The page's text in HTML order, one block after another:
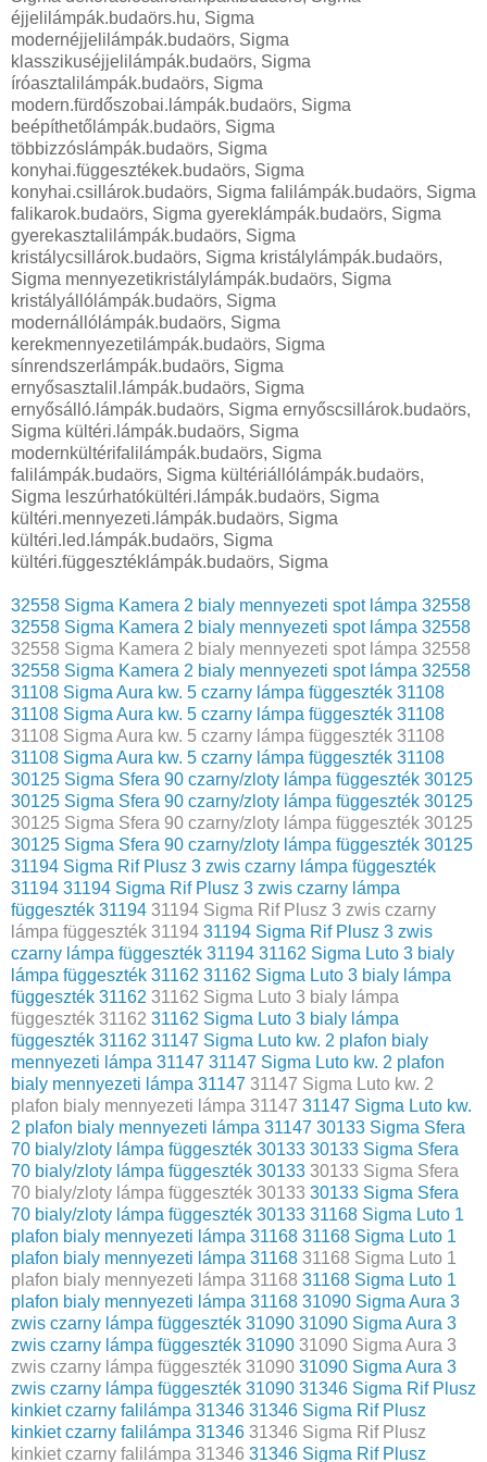
éjjelilámpák.budaörs.hu, Sigma
modernéjjelilámpák.budaörs, Sigma
klasszikuséjjelilámpák.budaörs, Sigma
íróasztalilámpák.budaörs, Sigma
modern.fürdőszobai.lámpák.budaörs, Sigma
beépíthetőlámpák.budaörs, Sigma
többizzóslámpák.budaörs, Sigma
konyhai.függesztékek.budaörs, Sigma
konyhai.csillárok.budaörs, Sigma falilámpák.budaörs, Sigma
falikarok.budaörs, Sigma gyereklámpák.budaörs, Sigma
gyerekasztalilámpák.budaörs, Sigma
kristálycsillárok.budaörs, Sigma kristálylámpák.budaörs,
Sigma mennyezetikristálylámpák.budaörs, Sigma
kristályállólámpák.budaörs, Sigma
modernállólámpák.budaörs, Sigma
kerekmennyezetilámpák.budaörs, Sigma
sínrendszerlámpák.budaörs, Sigma
ernyősasztalil.lámpák.budaörs, Sigma
ernyősálló.lámpák.budaörs, Sigma ernyőscsillárok.budaörs,
Sigma kültéri.lámpák.budaörs, Sigma
modernkültérifalilámpák.budaörs, Sigma
falilámpák.budaörs, Sigma kültériállólámpák.budaörs,
Sigma leszúrhatókültéri.lámpák.budaörs, Sigma
kültéri.mennyezeti.lámpák.budaörs, Sigma
kültéri.led.lámpák.budaörs, Sigma
kültéri.függesztéklámpák.budaörs, Sigma
32558 Sigma Kamera 2 bialy mennyezeti spot lámpa 32558
32558 Sigma Kamera 2 bialy mennyezeti spot lámpa 32558
32558 Sigma Kamera 2 bialy mennyezeti spot lámpa 32558
32558 Sigma Kamera 2 bialy mennyezeti spot lámpa 32558
31108 Sigma Aura kw. 5 czarny lámpa függeszték 31108
31108 Sigma Aura kw. 5 czarny lámpa függeszték 31108
31108 Sigma Aura kw. 5 czarny lámpa függeszték 31108
31108 Sigma Aura kw. 5 czarny lámpa függeszték 31108
30125 Sigma Sfera 90 czarny/zloty lámpa függeszték 30125
30125 Sigma Sfera 90 czarny/zloty lámpa függeszték 30125
30125 Sigma Sfera 90 czarny/zloty lámpa függeszték 30125
30125 Sigma Sfera 90 czarny/zloty lámpa függeszték 30125
31194 Sigma Rif Plusz 3 zwis czarny lámpa függeszték
31194 31194 Sigma Rif Plusz 3 zwis czarny lámpa
függeszték 31194 31194 Sigma Rif Plusz 3 zwis czarny
lámpa függeszték 31194 31194 Sigma Rif Plusz 3 zwis
czarny lámpa függeszték 31194 31162 Sigma Luto 3 bialy
lámpa függeszték 31162 31162 Sigma Luto 3 bialy lámpa
függeszték 31162 31162 Sigma Luto 3 bialy lámpa
függeszték 31162 31162 Sigma Luto 3 bialy lámpa
függeszték 31162 31147 Sigma Luto kw. 2 plafon bialy
mennyezeti lámpa 31147 31147 Sigma Luto kw. 2 plafon
bialy mennyezeti lámpa 31147 31147 Sigma Luto kw. 2
plafon bialy mennyezeti lámpa 31147 31147 Sigma Luto kw.
2 plafon bialy mennyezeti lámpa 31147 30133 Sigma Sfera
70 bialy/zloty lámpa függeszték 30133 30133 Sigma Sfera
70 bialy/zloty lámpa függeszték 30133 30133 Sigma Sfera
70 bialy/zloty lámpa függeszték 30133 30133 Sigma Sfera
70 bialy/zloty lámpa függeszték 30133 31168 Sigma Luto 1
plafon bialy mennyezeti lámpa 31168 31168 Sigma Luto 1
plafon bialy mennyezeti lámpa 31168 31168 Sigma Luto 1
plafon bialy mennyezeti lámpa 31168 31168 Sigma Luto 1
plafon bialy mennyezeti lámpa 31168 31090 Sigma Aura 3
zwis czarny lámpa függeszték 31090 31090 Sigma Aura 3
zwis czarny lámpa függeszték 31090 31090 Sigma Aura 3
zwis czarny lámpa függeszték 31090 31090 Sigma Aura 3
zwis czarny lámpa függeszték 31090 31346 Sigma Rif Plusz
kinkiet czarny falilámpa 31346 31346 Sigma Rif Plusz
kinkiet czarny falilámpa 31346 31346 Sigma Rif Plusz
kinkiet czarny falilámpa 31346 31346 Sigma Rif Plusz